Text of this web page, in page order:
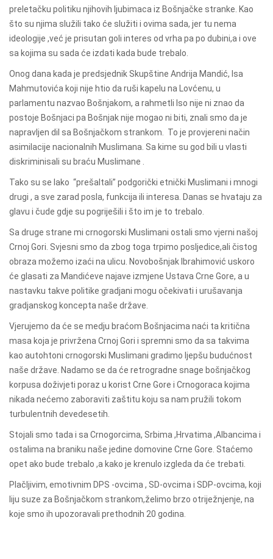
preletačku politiku njihovih ljubimaca iz Bošnjačke stranke. Kao
što su njima služili tako će služiti i ovima sada, jer tu nema
ideologije ,već je prisutan goli interes od vrha pa po dubini,a i ove
sa kojima su sada će izdati kada bude trebalo.
Onog dana kada je predsjednik Skupštine Andrija Mandić, Isa
Mahmutovića koji nije htio da ruši kapelu na Lovćenu, u
parlamentu nazvao Bošnjakom, a rahmetli Iso nije ni znao da
postoje Bošnjaci pa Bošnjak nije mogao ni biti, znali smo da je
napravljen dil sa Bošnjačkom strankom. To je provjereni način
asimilacije nacionalnih Muslimana. Sa kime su god bili u vlasti
diskriminisali su braću Muslimane .
Tako su se l ako “prešaltali” podgorički etnički Muslimani i mnogi
drugi , a sve zarad posla, funkcija ili interesa. Danas se hvataju za
glavu i čude gdje su pogriješili i što im je to trebalo
Sa druge strane mi crnogorski Muslimani ostali smo vjerni našoj
Crnoj Gori. Svjesni smo da zbog toga trpimo posljedice,ali čistog
obraza možemo izaći na ulicu Novobošnjak Ibrahimović uskoro
će glasati za Mandićeve najave izmjene Ustava Crne Gore, a u
nastavku takve politike gradjani mogu očekivati i urušavanja
gradjanskog koncepta naše države
Vjerujemo da će se medju braćom Bošnjacima naći ta kritična
masa koja je privržena Crnoj Gori i spremni smo da sa takvima
kao autohtoni crnogorski Muslimani gradimo ljepšu budućnost
naše države. Nadamo se da će retrogradne snage bošnjačkog
korpusa doživjeti poraz u korist Crne Gore i Crnogoraca kojima
nikada nećemo zaboraviti zaštitu koju sa nam pružili tokom
turbulentnih devedesetih.
Stojali smo tada i sa Crnogorcima, Srbima ,Hrvatima ,Albancima i
ostalima na braniku naše jedine domovine Crne Gore. Staćemo
opet ako bude trebalo ,a kako je krenulo izgleda da će trebati.
Plačljivim, emotivnim DPS -ovcima , SD-ovcima i SDP-ovcima, koji
liju suze za Bošnjačkom strankom,želimo brzo otriježnjenje, na
koje smo ih upozoravali prethodnih 20 godina.